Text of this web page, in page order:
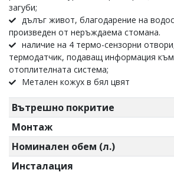
загуби;
дълъг живот, благодарение на
произведен от неръждаема стомана.
наличие на 4 термо-сензорни
термодатчик, подаващ информация
отоплителната система;
Метален кожух в бял цвят
Вътрешно покритие
Монтаж
Номинален обем (л.)
Инсталация